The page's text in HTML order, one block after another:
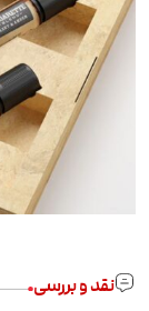
نقد و بررسی